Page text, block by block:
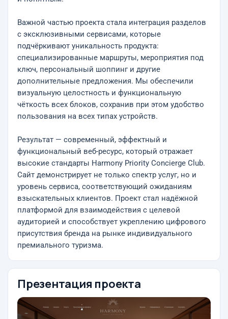
Важной частью проекта стала интеграция разделов
с эксклюзивными сервисами, которые
подчёркивают уникальность продукта:
специализированные маршруты, мероприятия под
ключ, персональный шоппинг и другие
дополнительные предложения. Мы обеспечили
визуальную целостность и функциональную
чёткость всех блоков, сохранив при этом удобство
пользования на всех типах устройств.
Результат — современный, эффектный и
функциональный веб-ресурс, который отражает
высокие стандарты Harmony Priority Concierge Club.
Сайт демонстрирует не только спектр услуг, но и
уровень сервиса, соответствующий ожиданиям
взыскательных клиентов. Проект стал надёжной
платформой для взаимодействия с целевой
аудиторией и способствует укреплению цифрового
присутствия бренда на рынке индивидуального
премиального туризма.
Презентация проекта